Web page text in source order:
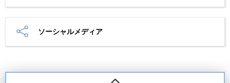
ソーシャルメディア